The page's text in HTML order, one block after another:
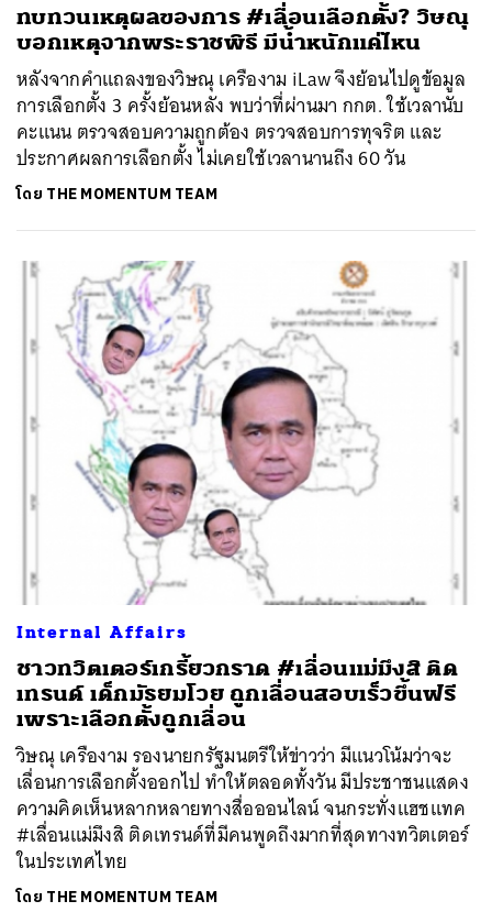
ทบทวนเหตุผลของการ #เลื่อนเลือกตั้ง? วิษณุ
บอกเหตุจากพระราชพิธี มีน้ำหนักแค่ไหน
หลังจากคำแถลงของวิษณุ เครืองาม iLaw จึงย้อนไปดูข้อมูล
การเลือกตั้ง 3 ครั้งย้อนหลัง พบว่าที่ผ่านมา กกต. ใช้เวลานับ
คะแนน ตรวจสอบความถูกต้อง ตรวจสอบการทุจริต และ
ประกาศผลการเลือกตั้ง ไม่เคยใช้เวลานานถึง 60 วัน
โดย THE MOMENTUM TEAM
Internal Affairs
ชาวทวิตเตอร์เกรี้ยวกราด #เลื่อนแม่มึงสิ ติด
เทรนด์ เด็กมัธยมโวย ถูกเลื่อนสอบเร็วขึ้นฟรี
เพราะเลือกตั้งถูกเลื่อน
วิษณุ เครืองาม รองนายกรัฐมนตรีให้ข่าวว่า มีแนวโน้มว่าจะ
เลื่อนการเลือกตั้งออกไป ทำให้ตลอดทั้งวัน มีประชาชนแสดง
ความคิดเห็นหลากหลายทางสื่อออนไลน์ จนกระทั่งแฮชแทค
#เลื่อนแม่มึงสิ ติดเทรนด์ที่มีคนพูดถึงมากที่สุดทางทวิตเตอร์
ในประเทศไทย
โดย THE MOMENTUM TEAM